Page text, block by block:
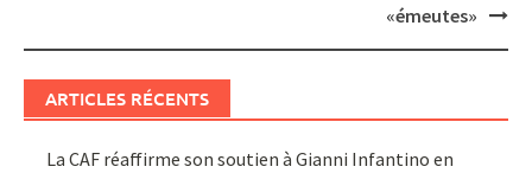
«émeutes»
ARTICLES RÉCENTS
La CAF réaffirme son soutien à Gianni Infantino en